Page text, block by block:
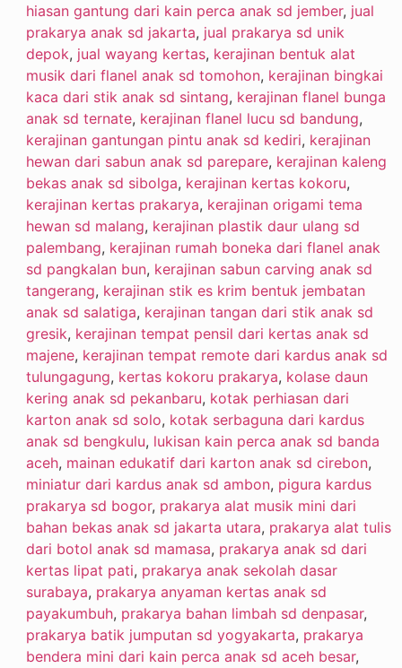
hiasan gantung dari kain perca anak sd jember, jual
prakarya anak sd jakarta, jual prakarya sd unik
depok, jual wayang kertas, kerajinan bentuk alat
musik dari flanel anak sd tomohon, kerajinan bingkai
kaca dari stik anak sd sintang, kerajinan flanel bunga
anak sd ternate, kerajinan flanel lucu sd bandung,
kerajinan gantungan pintu anak sd kediri, kerajinan
hewan dari sabun anak sd parepare, kerajinan kaleng
bekas anak sd sibolga, kerajinan kertas kokoru,
kerajinan kertas prakarya, kerajinan origami tema
hewan sd malang, kerajinan plastik daur ulang sd
palembang, kerajinan rumah boneka dari flanel anak
sd pangkalan bun, kerajinan sabun carving anak sd
tangerang, kerajinan stik es krim bentuk jembatan
anak sd salatiga, kerajinan tangan dari stik anak sd
gresik, kerajinan tempat pensil dari kertas anak sd
majene, kerajinan tempat remote dari kardus anak sd
tulungagung, kertas kokoru prakarya, kolase daun
kering anak sd pekanbaru, kotak perhiasan dari
karton anak sd solo, kotak serbaguna dari kardus
anak sd bengkulu, lukisan kain perca anak sd banda
aceh, mainan edukatif dari karton anak sd cirebon,
miniatur dari kardus anak sd ambon, pigura kardus
prakarya sd bogor, prakarya alat musik mini dari
bahan bekas anak sd jakarta utara, prakarya alat tulis
dari botol anak sd mamasa, prakarya anak sd dari
kertas lipat pati, prakarya anak sekolah dasar
surabaya, prakarya anyaman kertas anak sd
payakumbuh, prakarya bahan limbah sd denpasar,
prakarya batik jumputan sd yogyakarta, prakarya
bendera mini dari kain perca anak sd aceh besar,